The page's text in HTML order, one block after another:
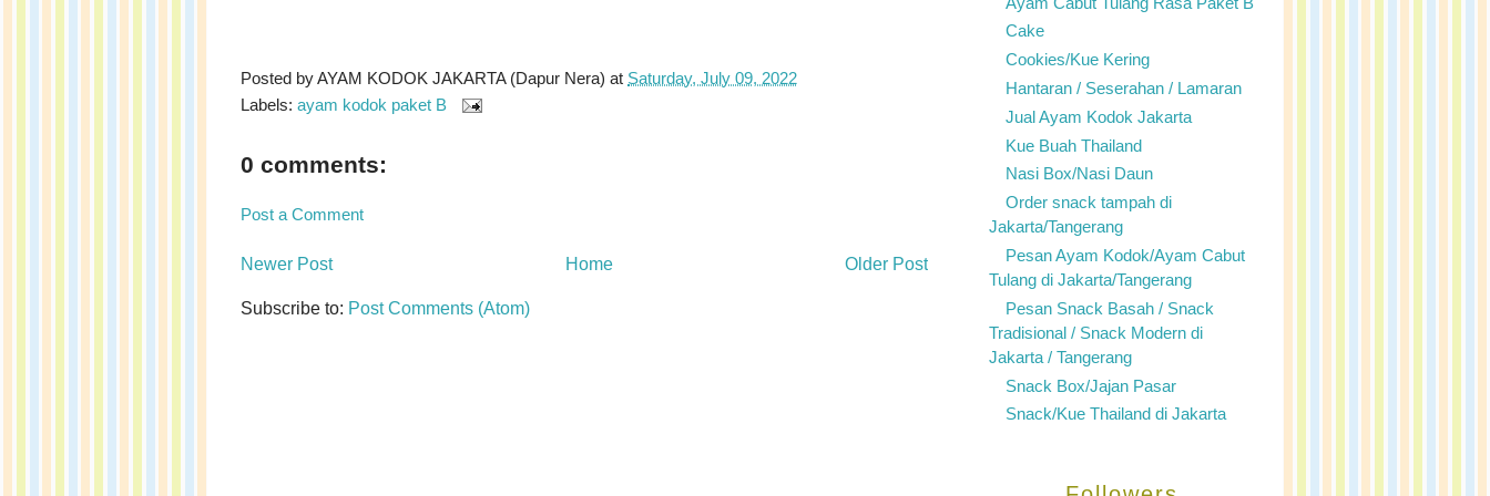
Posted byAYAM KODOK JAKARTA (Dapur Nera) at Saturday, July 09, 2022
Labels: ayam kodok paket B
0 comments:
Post a Comment
Newer Post Older Post
Home
Subscribe to: Post Comments (Atom)
Cake
Cookies/Kue Kering
Hantaran / Seserahan / Lamaran
Jual Ayam Kodok Jakarta
Kue Buah Thailand
Nasi Box/Nasi Daun
Order snack tampah di
Jakarta/Tangerang
Pesan Ayam Kodok/Ayam Cabut
Tulang di Jakarta/Tangerang
Pesan Snack Basah / Snack
Tradisional / Snack Modern di
Jakarta / Tangerang
Snack Box/Jajan Pasar
Snack/Kue Thailand di Jakarta